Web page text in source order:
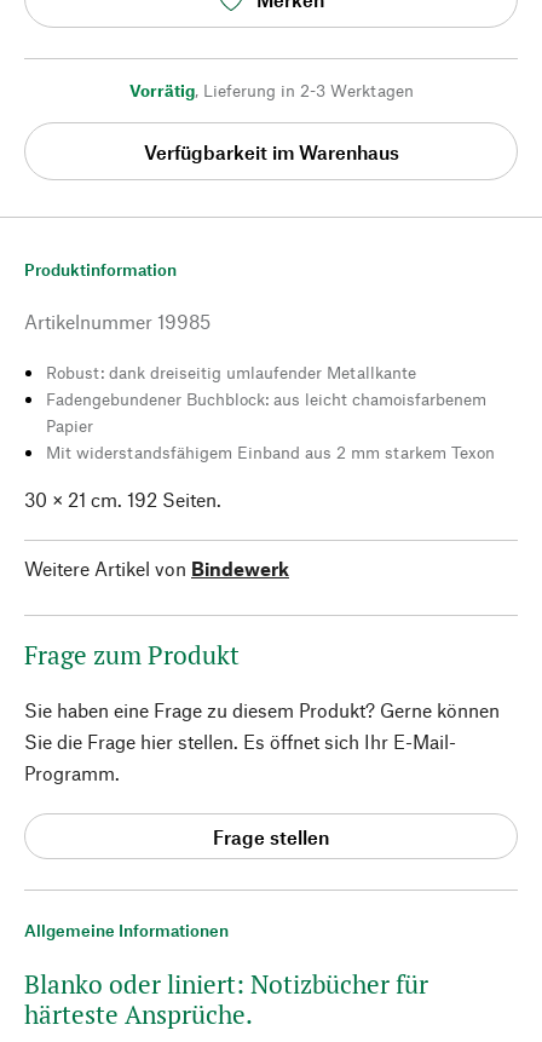
Vorrätig, Lieferung in 2-3 Werktagen
Verfügbarkeit im Warenhaus
Allgemeine Informationen
Blanko oder liniert: Notizbücher für
härteste Ansprüche.
Produktinformation
Artikelnummer 19985
Robust: dank dreiseitig umlaufender Metallkante
Fadengebundener Buchblock: aus leicht chamoisfarbenem
Papier
Mit widerstandsfähigem Einband aus 2 mm starkem Texon
30 × 21 cm. 192 Seiten.
Weitere Artikel von Bindewerk
Frage zum Produkt
Sie haben eine Frage zu diesem Produkt? Gerne können
Sie die Frage hier stellen. Es öffnet sich Ihr E-Mail-
Programm.
Frage stellen